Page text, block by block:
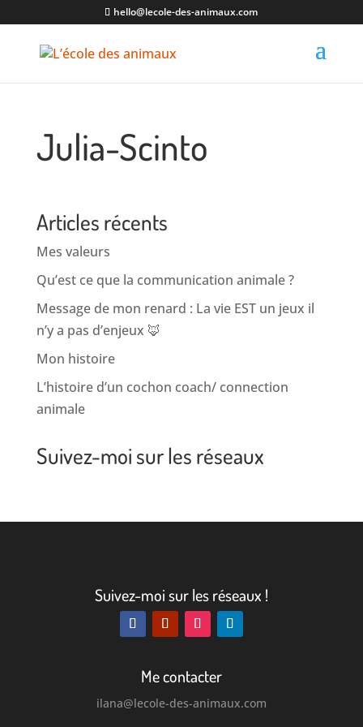
hello@lecole-des-animaux.com
Julia-Scinto
Articles récents
Mes valeurs
Qu’est ce que la communication animale ?
Message de mon renard : La vie EST un jeux il
n’y a pas d’enjeux 🦊
Mon histoire
L’histoire d’un cochon coach/ connection
animale
Suivez-moi sur les réseaux
Suivez-moi sur les réseaux !
Me contacter
ilana@lecole-des-animaux.com